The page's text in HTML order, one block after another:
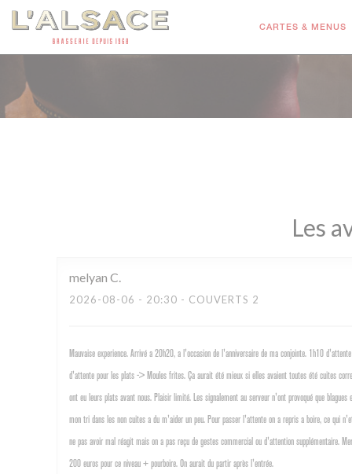
Personnalisation de vos choix en matière de cookies
CARTES & MENUS
Les
melyan C
2026-08-06 - 20:30 - COUVERTS 2
Mauvaise experience. Arrivé a 20h20, a l'occasion de l'anniversaire de ma conjointe. 1h10
d'attente pour les plats -> Moules frites. Ça aurait été mieux si elles avaient toutes été cuites
ont eu leurs plats avant nous. Plaisir limité. Les signalement au serveur n'ont provoqué que
mon tri dans les non cuites a du m'aider un peu. Pour passer l'attente on a repris a boire, ce qui
ne pas avoir mal réagit mais on a pas reçu de gestes commercial ou d'attention supplémentaire.
200 euros pour ce niveau + pourboire. On aurait du partir après l'entrée.